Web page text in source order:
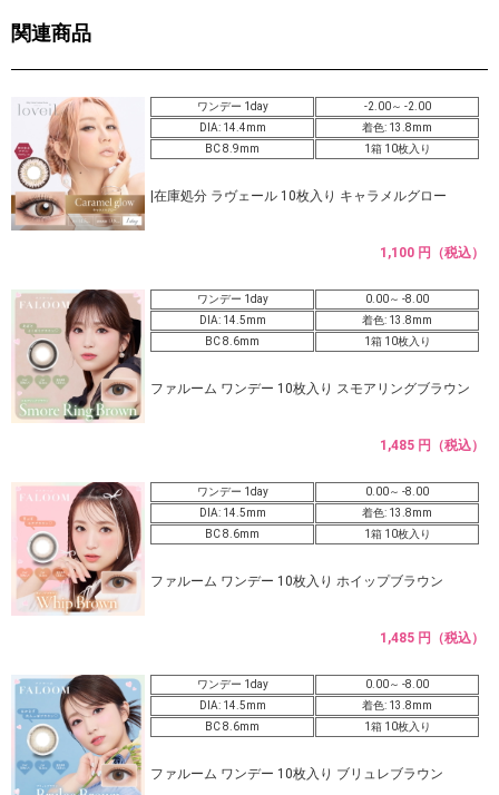
関連商品
ワンデー 1day
-2.00～ -2.00
DIA: 14.4mm
着色: 13.8mm
BC 8.9mm
1箱 10枚入り
|在庫処分 ラヴェール 10枚入り キャラメルグロー
1,100 円（税込）
ワンデー 1day
0.00～ -8.00
DIA: 14.5mm
着色: 13.8mm
BC 8.6mm
1箱 10枚入り
ファルーム ワンデー 10枚入り スモアリングブラウン
1,485 円（税込）
ワンデー 1day
0.00～ -8.00
DIA: 14.5mm
着色: 13.8mm
BC 8.6mm
1箱 10枚入り
ファルーム ワンデー 10枚入り ホイップブラウン
1,485 円（税込）
ワンデー 1day
0.00～ -8.00
DIA: 14.5mm
着色: 13.8mm
BC 8.6mm
1箱 10枚入り
ファルーム ワンデー 10枚入り ブリュレブラウン